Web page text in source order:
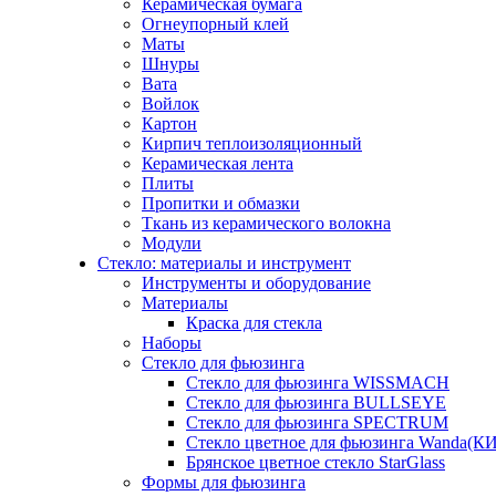
Керамическая бумага
Огнеупорный клей
Маты
Шнуры
Вата
Войлок
Картон
Кирпич теплоизоляционный
Керамическая лента
Плиты
Пропитки и обмазки
Ткань из керамического волокна
Модули
Стекло: материалы и инструмент
Инструменты и оборудование
Материалы
Краска для стекла
Наборы
Стекло для фьюзинга
Стекло для фьюзинга WISSMACH
Стекло для фьюзинга BULLSEYE
Стекло для фьюзинга SPECTRUM
Стекло цветное для фьюзинга
Брянское цветное стекло StarGlass
Формы для фьюзинга